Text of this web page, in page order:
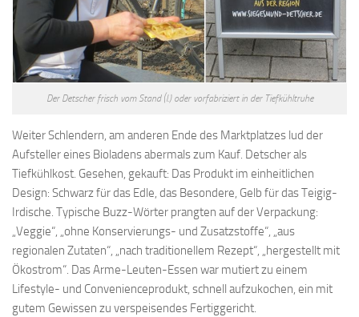
Der Detscher frisch vom Stand (l.) oder vorfabriziert in der Tiefkühltruhe
Weiter Schlendern, am anderen Ende des Marktplatzes lud der
Aufsteller eines Bioladens abermals zum Kauf. Detscher als
Tiefkühlkost. Gesehen, gekauft: Das Produkt im einheitlichen
Design: Schwarz für das Edle, das Besondere, Gelb für das Teigig-
Irdische. Typische Buzz-Wörter prangten auf der Verpackung:
„Veggie“, „ohne Konservierungs- und Zusatzstoffe“, „aus
regionalen Zutaten“, „nach traditionellem Rezept“, „hergestellt mit
Ökostrom“. Das Arme-Leuten-Essen war mutiert zu einem
Lifestyle- und Convenienceprodukt, schnell aufzukochen, ein mit
gutem Gewissen zu verspeisendes Fertiggericht.